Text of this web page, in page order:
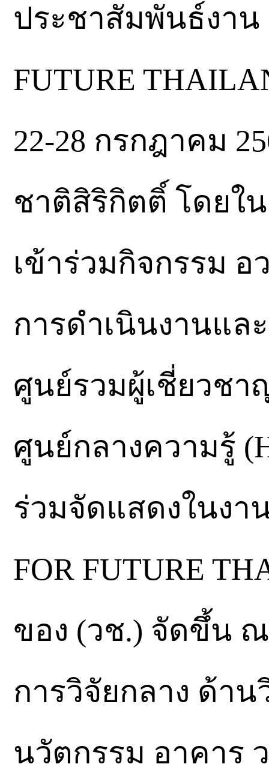
ประชาสัมพันธ์งาน
FUTURE
22-28 กรกฎาคม
ชาติสิริกิตติ์ โดยใ
เข้าร่วมกิจกรรม
การดำเนินงานแล
ศูนย์รวมผู้เชี่ยวชา
ศูนย์กลางความรู้
ร่วมจัดแสดงในงา
FOR FUTURE
ของ (วช.) จัดขึ้น
การวิจัยกลาง ด้า
นวัตกรรม อาคาร